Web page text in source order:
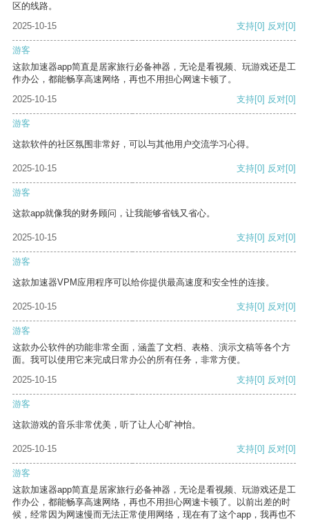
区的线路。
2025-10-15
支持[0] 反对[0]
游客
这款加速器app简直是居家旅行必备神器，无论是看视频、玩游戏还是工
作办公，都能畅享高速网络，再也不用担心网速卡顿了。
2025-10-15
支持[0] 反对[0]
游客
这款软件的社区氛围非常好，可以与其他用户交流学习心得。
2025-10-15 支持[0] 反对[0]
游客
这款app就像我的财务顾问，让我能够省钱又省心。
2025-10-15 支持[0] 反对[0]
游客
这款加速器VPM应用程序可以给你提供最高速度和安全性的连接。
2025-10-15 支持[0] 反对[0]
游客
这款办公软件的功能非常全面，涵盖了文档、表格、演示文稿等各个方
面。我可以使用它来完成日常办公的所有任务，非常方便。
2025-10-15
支持[0] 反对[0]
游客
这款游戏的音乐非常优美，听了让人心旷神怡。
2025-10-15 支持[0] 反对[0]
游客
这款加速器app简直是居家旅行必备神器，无论是看视频、玩游戏还是工
作办公，都能畅享高速网络，再也不用担心网速卡顿了。以前出差的时
候，经常因为网速慢而无法正常使用网络，现在有了这个app，我再也不